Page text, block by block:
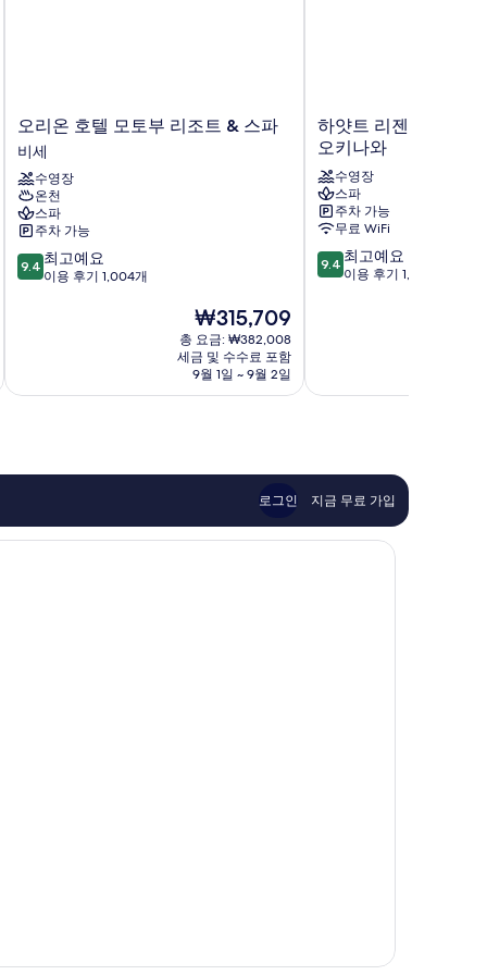
오
리
온
호
텔
모
토
부
리
비
오리온 호텔 모토부 리조트 & 스파
비세
수영장
온천
스파
주차 가능
10
점
최
이
기
9.4 최고예요
이용 후기 1,004개
현
재
요
금
₩315,709
₩315,709
총 요금: ₩382,008
세금 및 수수료 포함
9월 1일 ~ 9월 2일
하
얏
리
젠
시
세
라
가
오
하얏트 리젠시 세라
오키나와
수영장
스파
주차 가능
무료 WiFi
10
점
최
이
후
기
9.4 최고예요
이용 후기 1,002개
로그인 지금 무료 가입